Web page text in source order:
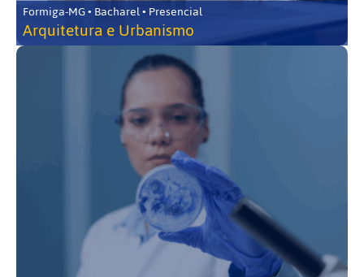
Formiga-MG • Bacharel • Presencial
Arquitetura e Urbanismo